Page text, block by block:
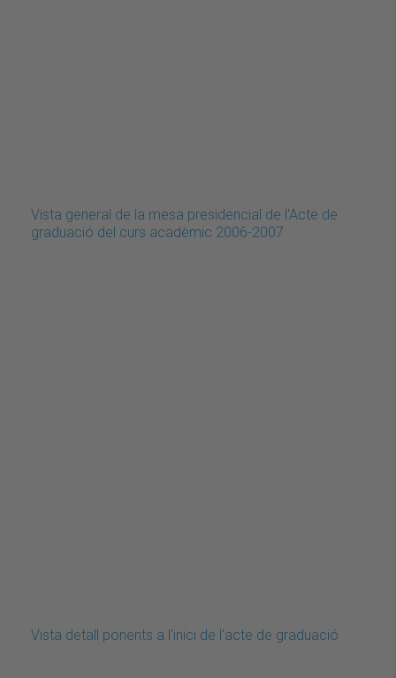
Vista general de la mesa presidencial de l'Acte de
graduació del curs acadèmic 2006-2007
Vista detall ponents a l'inici de l'acte de graduació